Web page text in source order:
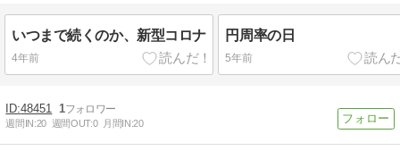
いつまで続くのか、新型コロナ
4年前
円周率の日
5年前
48451 1
週間IN:20 週間OUT:0 月間IN:20